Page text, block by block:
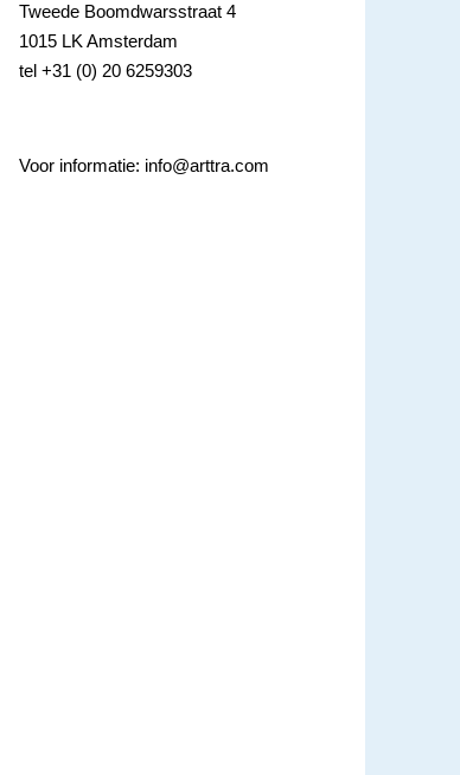
Tweede Boomdwarsstraat 4
1015 LK Amsterdam
tel +31 (0) 20 6259303
Voor informatie: info@arttra.com